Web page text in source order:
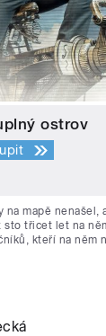
ostrov
mapě nenašel,
sto třicet let na
kteří na něm